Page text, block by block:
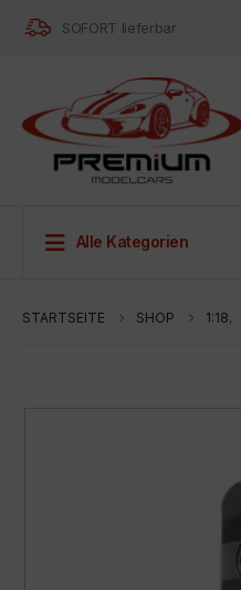
SOFORT lieferbar
Alle Kategorien
STARTSEITE SHOP 1:18,